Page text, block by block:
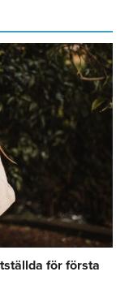
för första